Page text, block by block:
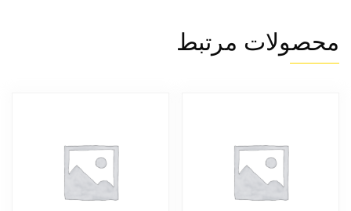
محصولات مرتبط